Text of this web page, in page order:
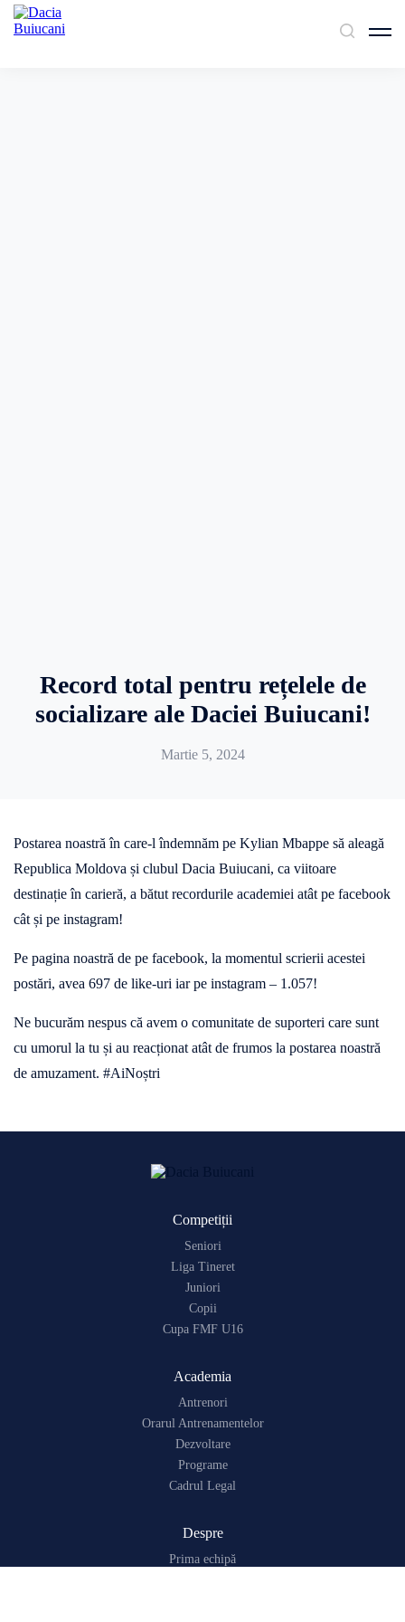
Record total pentru rețelele de
socializare ale Daciei Buiucani!
Martie 5, 2024
Postarea noastră în care-l îndemnăm pe Kylian Mbappe să aleagă
Republica Moldova și clubul Dacia Buiucani, ca viitoare
destinație în carieră, a bătut recordurile academiei atât pe facebook
cât și pe instagram!
Pe pagina noastră de pe facebook, la momentul scrierii acestei
postări, avea 697 de like-uri iar pe instagram – 1.057!
Ne bucurăm nespus că avem o comunitate de suporteri care sunt
cu umorul la tu și au reacționat atât de frumos la postarea noastră
de amuzament. #AiNoștri
Competiții
Seniori
Liga Tineret
Juniori
Copii
Cupa FMF U16
Academia
Antrenori
Orarul Antrenamentelor
Dezvoltare
Programe
Cadrul Legal
Despre
Prima echipă